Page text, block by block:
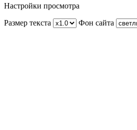
Настройки просмотра
Размер текста
Фон сайта